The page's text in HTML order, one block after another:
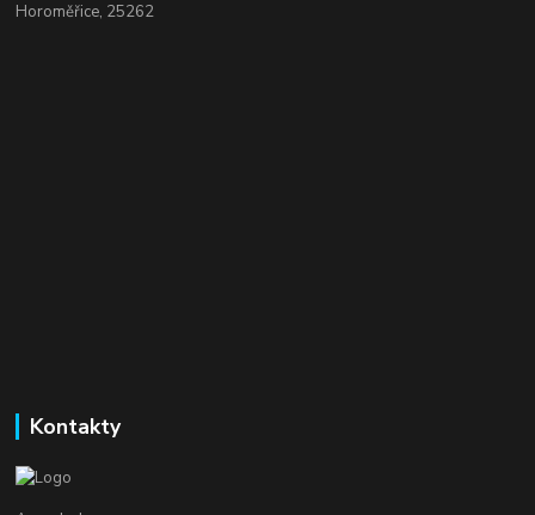
Horoměřice, 25262
Kontakty